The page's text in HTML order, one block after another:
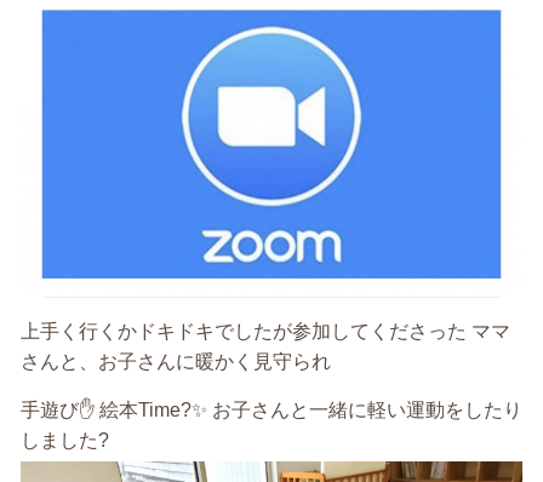
上手く行くかドキドキでしたが参加してくださった ママ
さんと、お子さんに暖かく見守られ
手遊び✋ 絵本Time?✨ お子さんと一緒に軽い運動をしたり
しました?